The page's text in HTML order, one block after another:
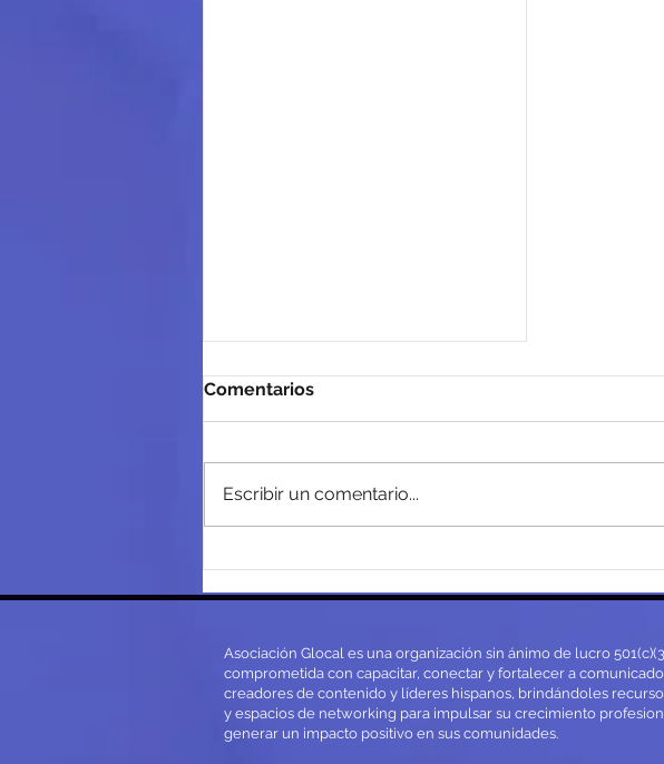
Nuevos Miembros De La
Comentarios
Escribir un comentario...
Asociación Glocal es una organización sin ánimo de lucro
comprometida con capacitar, conectar y fortalecer a
creadores de contenido y líderes hispanos, brindándoles
y espacios de networking para impulsar su crecimiento
generar un impacto positivo en sus comunidades.